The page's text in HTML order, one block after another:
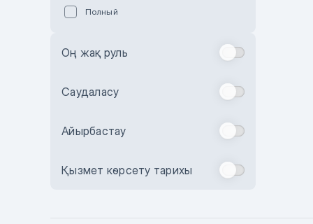
Зеленый
Бежевый
Комбинированный
Полный
Оң жақ руль
Саудаласу
Айырбастау
Қызмет көрсету тарихы